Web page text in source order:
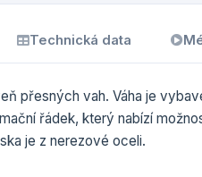
Technická data
přesných vah. Váha je
řádek, který nabízí
je z nerezové oceli.